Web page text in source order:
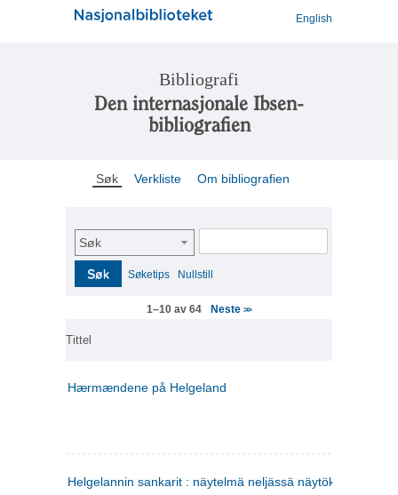
English
Bibliografi
Den internasjonale Ibsen-
bibliografien
Søk Verkliste Om bibliografien
Søk
Søk Søketips Nullstill
1–10 av 64 Neste>>
Tittel
Hærmændene på Helgeland
Helgelannin sankarit : näytelmä neljässä näytöksessä